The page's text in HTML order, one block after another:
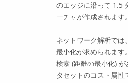
のエッジに沿って 1.5
ーチャが作成されます
ネットワーク解析では
最小化が求められます
検索 (距離の最小化)
タセットのコスト属性